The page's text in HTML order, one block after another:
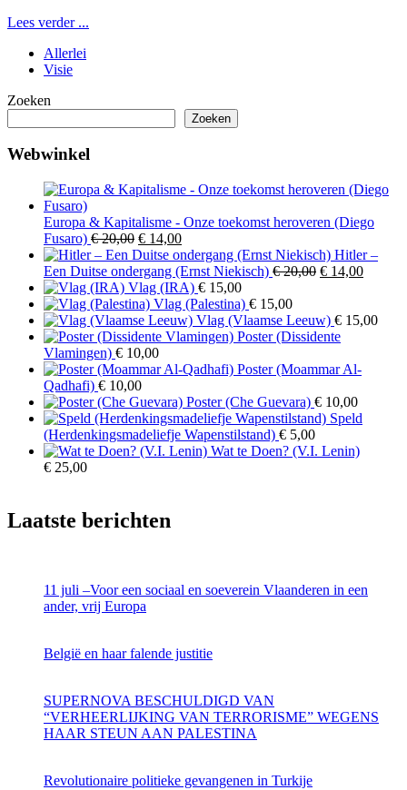
Lees verder ...
Allerlei
Visie
Zoeken
Zoeken
Webwinkel
Europa & Kapitalisme - Onze toekomst heroveren (Diego
Fusaro) €20,00 Oorspronkelijke
prijs
was:
€ 20,00.
€ 14,00Huidige
prijs
is:
€ 14,00.
Hitler –
Een Duitse ondergang (Ernst Niekisch) €20,00
€ 20,00.
€ 14,00
€
Vlag (IRA) € 15,00
Vlag (Palestina) € 15,00
Vlag (Vlaamse Leeuw) € 15,00
Poster (Dissidente
Vlamingen) € 10,00
Poster (Moammar Al-
Qadhafi) € 10,00
Poster (Che Guevara) € 10,00
Speld
(Herdenkingsmadeliefje Wapenstilstand) € 5,00
Wat te Doen? (V.I. Lenin)
€ 25,00
Laatste berichten
11 juli –Voor een sociaal en soeverein Vlaanderen in een
ander, vrij Europa
België en haar falende justitie
SUPERNOVA BESCHULDIGD VAN
“VERHEERLIJKING VAN TERRORISME” WEGENS
HAAR STEUN AAN PALESTINA
Revolutionaire politieke gevangenen in Turkije